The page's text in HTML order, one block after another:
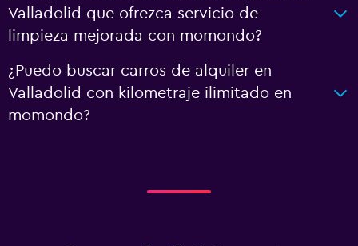
Valladolid que ofrezca servicio de
limpieza mejorada con momondo?
¿Puedo buscar carros de alquiler en
Valladolid con kilometraje ilimitado en
momondo?